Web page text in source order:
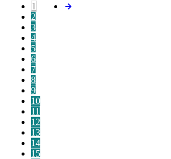
1
2
3
4
5
6
7
8
9
10
11
12
13
14
15